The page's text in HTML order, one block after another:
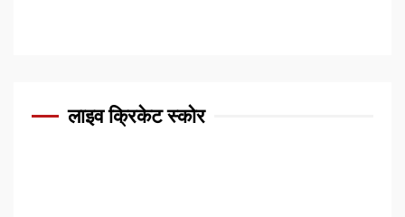
लाइव क्रिकेट स्कोर